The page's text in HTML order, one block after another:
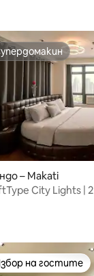
от 5, 421
– Makati
City Lights |
на гостите
на гостите